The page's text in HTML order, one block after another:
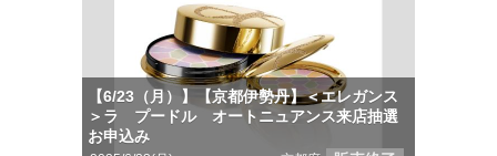
【6/23（月）】【京都伊勢丹】＜エレガンス
＞ラ プードル オートニュアンス来店抽選
お申込み